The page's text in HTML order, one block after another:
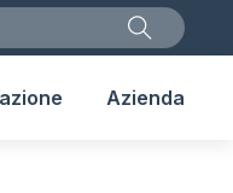
Azienda